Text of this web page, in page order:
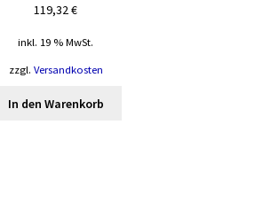
119,32€
inkl. 19 % MwSt.
zzgl. Versandkosten
In den Warenkorb